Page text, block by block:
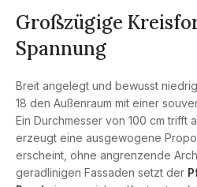
Großzügige
Spannung
Breit angelegt und bewusst
18 den Außenraum mit einer
Ein Durchmesser von 100 cm trifft
erzeugt eine ausgewogene
erscheint, ohne angrenzende
geradlinigen Fassaden setzt der